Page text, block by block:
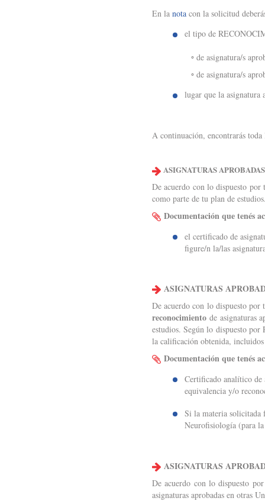
En la nota con la solicitud
el tipo de
◦ de asignatura/s
◦ de asignatura/s
lugar que la asignatura
A continuación, encontrarás
ASIGNATURAS
De acuerdo con lo dispuesto por
como parte de tu plan de
Documentación que tenés
el certificado de
figure/n la/las
ASIGNATURAS
De acuerdo con lo dispuesto
reconocimiento de asignaturas
estudios. Según lo dispuesto por
la calificación obtenida,
Documentación que tenés
Certificado analítico de
equivalencia y/o
Si la materia solicitada
Neurofisiología (para
ASIGNATURAS
De acuerdo con lo dispuesto
asignaturas aprobadas en otras